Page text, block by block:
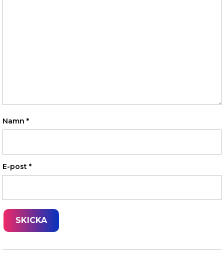
Namn *
E-post *